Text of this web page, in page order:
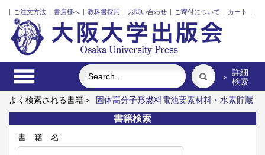
| ご注文方法 | 書店様へ | 教科書採用 | お問い合わせ | ご寄付について | カート |
＞ 詳細
検索
よく検索される書籍＞
固体高分子形燃料電池要素材料・水素貯蔵
材料の知的設計
明治・大正・昭和の細菌学者たち
近代日本に
おける企業家の諸系譜
食べる 脳の神秘を探る
レーザーとプ
ラズマと粒子ビーム
書籍検索
書 籍 名